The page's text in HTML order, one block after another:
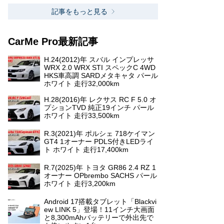
記事をもっと見る
CarMe Pro最新記事
H.24(2012)年 スバル インプレッサ
WRX 2.0 WRX STI スペックC 4WD
HKS車高調 SARDメタキャタ パール
ホワイト 走行32,000km
H.28(2016)年 レクサス RC F 5.0 オ
プションTVD 純正19インチ パール
ホワイト 走行33,500km
R.3(2021)年 ポルシェ 718ケイマン
GT4 1オーナー PDLS付きLEDライ
ト ホワイト 走行17,400km
R.7(2025)年 トヨタ GR86 2.4 RZ 1
オーナー OPbrembo SACHS パール
ホワイト 走行3,200km
Android 17搭載タブレット「Blackvi
ew LINK 5」登場！11インチ大画面
と8,300mAhバッテリーで外出先で